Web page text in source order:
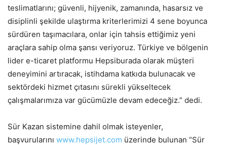
teslimatlarını; güvenli, hijyenik, zamanında, hasarsız ve
disiplinli şekilde ulaştırma kriterlerimizi 4 sene boyunca
sürdüren taşımacılara, onlar için tahsis ettiğimiz yeni
araçlara sahip olma şansı veriyoruz. Türkiye ve bölgenin
lider e-ticaret platformu Hepsiburada olarak müşteri
deneyimini artıracak, istihdama katkıda bulunacak ve
sektördeki hizmet çıtasını sürekli yükseltecek
çalışmalarımıza var gücümüzle devam edeceğiz.” dedi.
Sür Kazan sistemine dahil olmak isteyenler,
başvurularını www.hepsijet.com üzerinde bulunan “Sür